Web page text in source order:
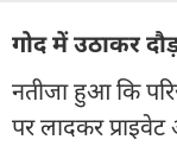
गोद में उठाकर
नतीजा हुआ कि
पर लादकर